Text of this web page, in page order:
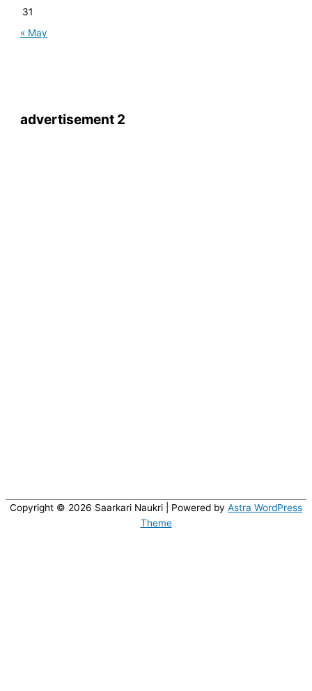
31
« May
advertisement 2
Copyright © 2026 Saarkari Naukri | Powered by Astra WordPress
Theme